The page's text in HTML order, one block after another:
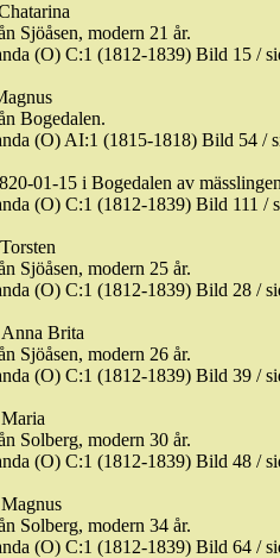
Sjöåsen, modern 21 år.
(O) C:1 (1812-1839) Bild 15 /
Bogedalen.
(O) AI:1 (1815-1818) Bild 54
01-15 i Bogedalen av
(O) C:1 (1812-1839) Bild 111
Sjöåsen, modern 25 år.
(O) C:1 (1812-1839) Bild 28 /
Brita
Sjöåsen, modern 26 år.
(O) C:1 (1812-1839) Bild 39 /
Solberg, modern 30 år.
(O) C:1 (1812-1839) Bild 48 /
Solberg, modern 34 år.
(O) C:1 (1812-1839) Bild 64 /